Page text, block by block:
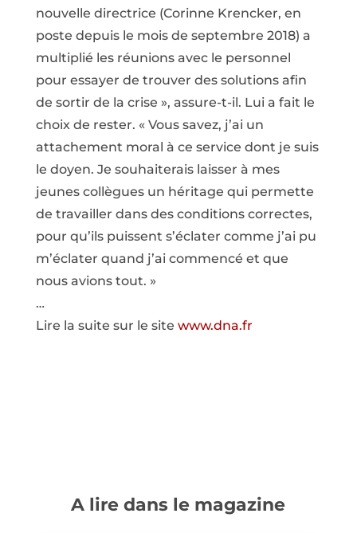
nouvelle directrice (Corinne Krencker, en
poste depuis le mois de septembre 2018) a
multiplié les réunions avec le personnel
pour essayer de trouver des solutions afin
de sortir de la crise », assure-t-il. Lui a fait le
choix de rester. « Vous savez, j’ai un
attachement moral à ce service dont je suis
le doyen. Je souhaiterais laisser à mes
jeunes collègues un héritage qui permette
de travailler dans des conditions correctes,
pour qu’ils puissent s’éclater comme j’ai pu
m’éclater quand j’ai commencé et que
nous avions tout. »
…
Lire la suite sur le site www.dna.fr
A lire dans le magazine